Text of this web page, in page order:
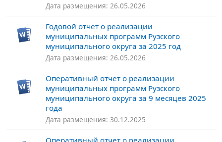
Дата размещения: 26.05.2026
Годовой отчет о реализации
муниципальных программ Рузского
муниципального округа за 2025 год
Дата размещения: 26.05.2026
Оперативный отчет о реализации
муниципальных программ Рузского
муниципального округа за 9 месяцев 2025
года
Дата размещения: 30.12.2025